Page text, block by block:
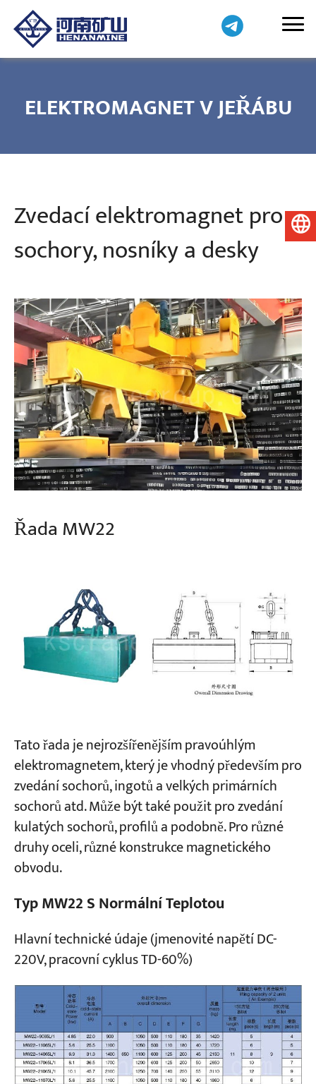
Projekty
Kontaktujte nás
ELEKTROMAGNET V JEŘÁBU
Zvedací elektromagnet pro
sochory, nosníky a desky
Řada MW22
Tato řada je nejrozšířenějším pravoúhlým
elektromagnetem, který je vhodný především pro
zvedání sochorů, ingotů a velkých primárních
sochorů atd. Může být také použit pro zvedání
kulatých sochorů, profilů a podobně. Pro různé
druhy oceli, různé konstrukce magnetického
obvodu.
Typ MW22 S Normální Teplotou
Hlavní technické údaje (jmenovité napětí DC-
220V, pracovní cyklus TD-60%)
Čeština